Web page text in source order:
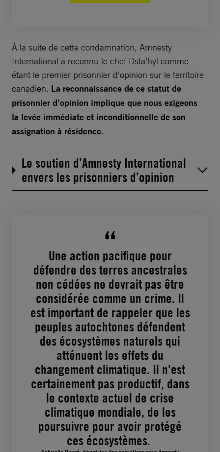
À la suite de cette condamnation, Amnesty
International a reconnu le chef Dsta’hyl comme
étant le premier prisonnier d’opinion sur le territoire
canadien. La reconnaissance de ce statut de
prisonnier d’opinion implique que nous exigeons
la levée immédiate et inconditionnelle de son
assignation à résidence.
Le soutien d’Amnesty International
envers les prisonniers d’opinion
Une action pacifique pour
défendre des terres ancestrales
non cédées ne devrait pas être
considérée comme un crime. Il
est important de rappeler que les
peuples autochtones défendent
des écosystèmes naturels qui
atténuent les effets du
changement climatique. Il n'est
certainement pas productif, dans
le contexte actuel de crise
climatique mondiale, de les
poursuivre pour avoir protégé
ces écosystèmes.